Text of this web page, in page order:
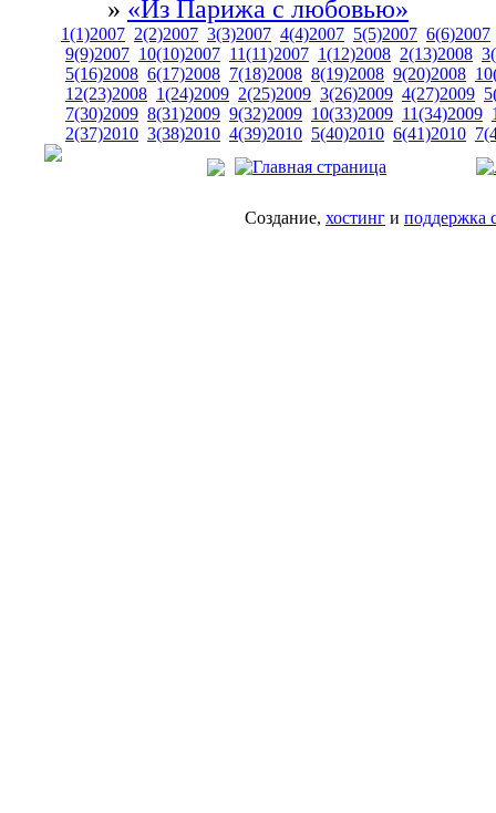
» «Из Парижа с любовью»
1(1)2007 2(2)2007 3(3)2007 4(4)2007 5(5)2007 6(6)2007
9(9)2007 10(10)2007 11(11)2007 1(12)2008 2(13)2008
5(16)2008 6(17)2008 7(18)2008 8(19)2008 9(20)2008
12(23)2008 1(24)2009 2(25)2009 3(26)2009 4(27)2009
7(30)2009 8(31)2009 9(32)2009 10(33)2009 11(34)2009
2(37)2010 3(38)2010 4(39)2010 5(40)2010 6(41)2010
Создание, хостинг и поддержка